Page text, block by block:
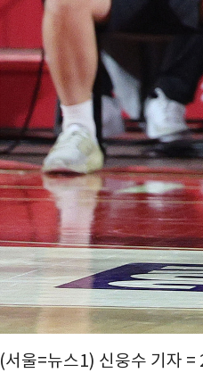
(서울=뉴스1) 신웅수 기자